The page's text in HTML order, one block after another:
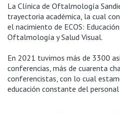
La Clínica de Oftalmología
trayectoria académica, la cual
el nacimiento de ECOS:
Oftalmología y Salud Visual.
En 2021 tuvimos más de 3300
conferencias, más de cuarenta
conferencistas, con lo cual
educación constante del personal